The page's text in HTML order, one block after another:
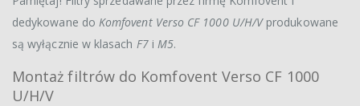
dedykowane do Komfovent Verso CF 1000 U/H/Vprodukowane
są wyłącznie w klasach F7i M5.
Montaż filtrów do Komfovent Verso CF 1000
U/H/V